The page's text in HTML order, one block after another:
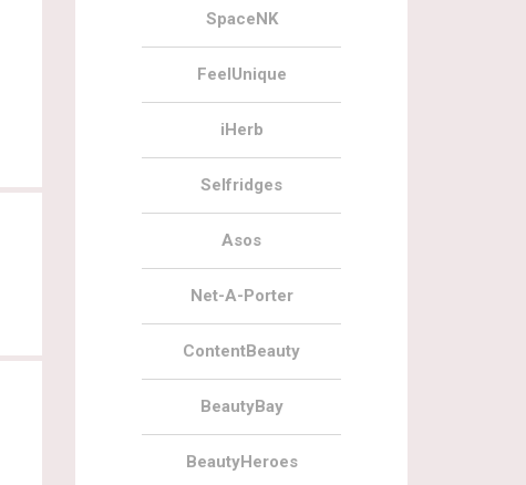
SpaceNK
FeelUnique
iHerb
Selfridges
Asos
Net-A-Porter
ContentBeauty
BeautyBay
BeautyHeroes